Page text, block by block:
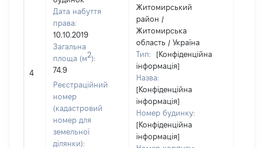
4
Дата набуття
права:
10.10.2019
Загальна
площа (м2):
74.9
Реєстраційний
номер
(кадастровий
номер для
земельної
ділянки):
Житомирський
район /
Житомирська
область / Україна
Тип:
[Конфіденційна
інформація]
Назва:
[Конфіденційна
інформація]
Номер будинку:
[Конфіденційна
інформація]